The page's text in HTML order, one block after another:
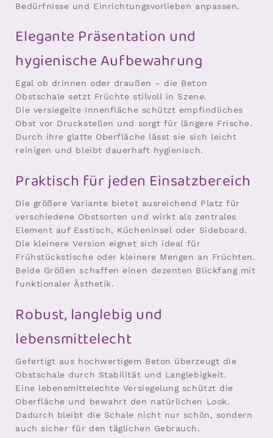
Bedürfnisse und Einrichtungsvorlieben anpassen.
Elegante Präsentation und
hygienische Aufbewahrung
Egal ob drinnen oder draußen – die Beton
Obstschale setzt Früchte stilvoll in Szene.
Die versiegelte Innenfläche schützt empfindliches
Obst vor Druckstellen und sorgt für längere Frische.
Durch ihre glatte Oberfläche lässt sie sich leicht
reinigen und bleibt dauerhaft hygienisch.
Praktisch für jeden Einsatzbereich
Die größere Variante bietet ausreichend Platz für
verschiedene Obstsorten und wirkt als zentrales
Element auf Esstisch, Kücheninsel oder Sideboard.
Die kleinere Version eignet sich ideal für
Frühstückstische oder kleinere Mengen an Früchten.
Beide Größen schaffen einen dezenten Blickfang mit
funktionaler Ästhetik.
Robust, langlebig und
lebensmittelecht
Gefertigt aus hochwertigem Beton überzeugt die
Obstschale durch Stabilität und Langlebigkeit.
Eine lebensmittelechte Versiegelung schützt die
Oberfläche und bewahrt den natürlichen Look.
Dadurch bleibt die Schale nicht nur schön, sondern
auch sicher für den täglichen Gebrauch.